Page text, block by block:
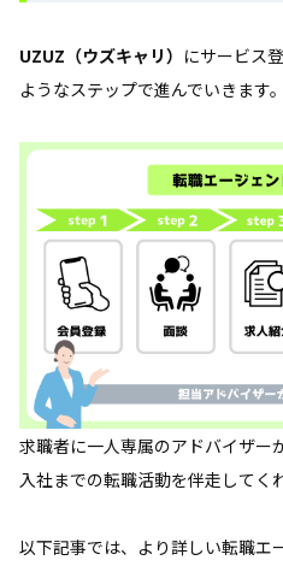
UZUZ（ウズキャリ） にサービス
ようなステップで進んでいきます。
求職者に一人専属のアドバイザー
入社までの転職活動を伴走してく
以下記事では、より詳しい転職エ